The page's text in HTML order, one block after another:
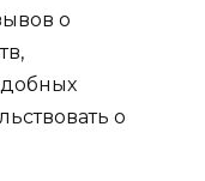
о
о